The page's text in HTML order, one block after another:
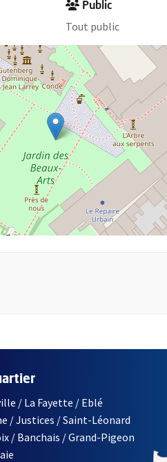
Public
Tout public
À LA LETTRE
/ La Fayette / Eblé
/ Justices / Saint-Léonard
/ Banchais / Grand-Pigeon